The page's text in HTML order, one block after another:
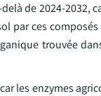
de 2024-2032,
par ces
trouvée
les enzymes